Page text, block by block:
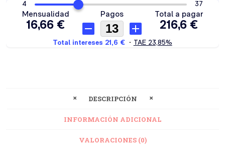
DESCRIPCIÓN
INFORMACIÓN ADICIONAL
VALORACIONES (0)